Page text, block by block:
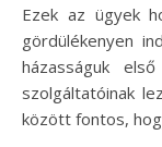
Ezek az ügyek
gördülékenyen
házasságuk
szolgáltatóinak
között fontos,